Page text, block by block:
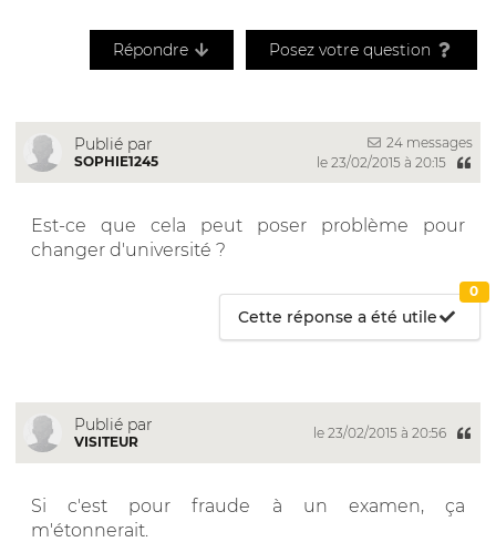
Répondre Posez votre question
Publié par
SOPHIE1245
24 messages
le 23/02/2015 à 20:15
Est-ce que cela peut poser problème pour
changer d'université ?
Cette réponse a été utile
0
Publié par
VISITEUR
le 23/02/2015 à 20:56
Si c'est pour fraude à un examen, ça
m'étonnerait.